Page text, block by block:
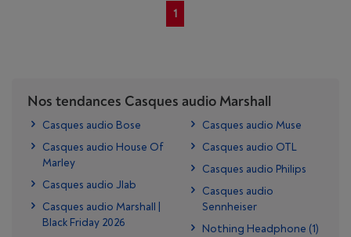
1
Nos tendances Casques audio Marshall
Casques audio Bose
Casques audio House Of
Marley
Casques audio Jlab
Casques audio Marshall |
Black Friday 2026
Casques audio Muse
Casques audio OTL
Casques audio Philips
Casques audio
Sennheiser
Nothing Headphone (1)